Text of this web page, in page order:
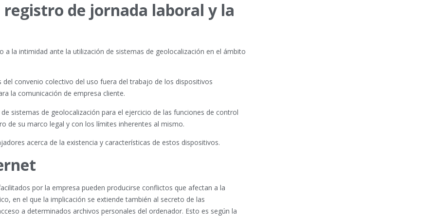
de jornada laboral y la
a la intimidad ante la utilización de sistemas de geolocalización en el ámbito
convenio colectivo del uso fuera del trabajo de los dispositivos
la comunicación de empresa cliente.
sistemas de geolocalización para el ejercicio de las funciones de control
de su marco legal y con los límites inherentes al mismo.
acerca de la existencia y características de estos dispositivos.
por la empresa pueden producirse conflictos que afectan a la
en el que la implicación se extiende también al secreto de las
a determinados archivos personales del ordenador. Esto es según la